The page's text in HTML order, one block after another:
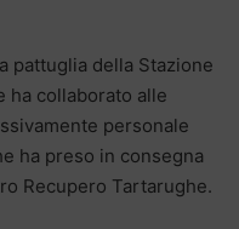
pattuglia della Stazione
ha collaborato alle
personale
ha preso in consegna
Recupero Tartarughe.